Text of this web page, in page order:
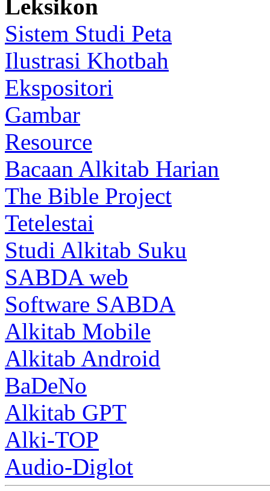
Leksikon
Sistem Studi Peta
Ilustrasi Khotbah
Ekspositori
Gambar
Resource
Bacaan Alkitab Harian
The Bible Project
Tetelestai
Studi Alkitab Suku
SABDA web
Software SABDA
Alkitab Mobile
Alkitab Android
BaDeNo
Alkitab GPT
Alki-TOP
Audio-Diglot